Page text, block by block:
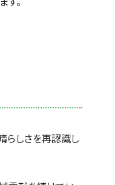
らしさを再認識し